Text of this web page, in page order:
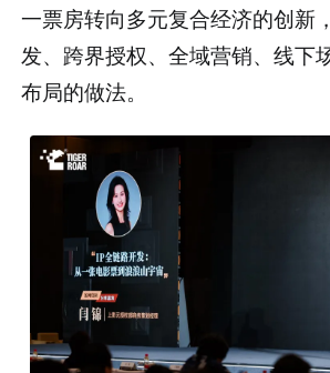
一票房转向多元复合经济的创新
发、跨界授权、全域营销、线下
布局的做法。